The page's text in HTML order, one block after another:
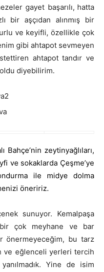
gayet başarılı, hatta
bir aşçıdan alınmış bir
ve keyifli, özellikle çok
gibi ahtapot sevmeyen
ahtapot tandır ve
diyebilirim.
Bahçe’nin zeytinyağlıları,
ve sokaklarda Çeşme’ye
ile midye dolma
öneririz.
sunuyor. Kemalpaşa
çok meyhane ve bar
önermeyeceğim, bu tarz
ve eğlenceli yerleri tercih
Yine de isim